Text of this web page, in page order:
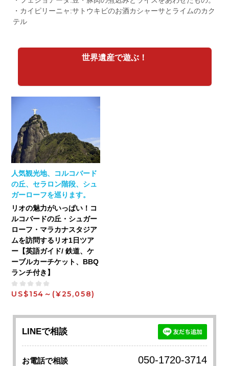
・カイピリーニャ:サトウキビのお酒カシャーサとライムのカク
テル
世界遺産で遊ぶ！
人気観光地、コルコバード
の丘、セラロン階段、シュ
ガーローフを巡ります。
リオの魅力がいっぱい！コ
ルコバードの丘・シュガー
ローフ・マラカナスタジア
ムを訪問するリオ1日ツア
ー【英語ガイド/ 鉄道、ケ
ーブルカーチケット、BBQ
ランチ付き】
US$154～ (¥25,058)
LINEで相談
お電話で相談 050-1720-3714